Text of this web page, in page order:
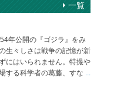
年公開の『ゴジラ』をみ
生々しさは戦争の記憶が新
にはいられません。特撮や
する科学者の葛藤、すな ...
一覧